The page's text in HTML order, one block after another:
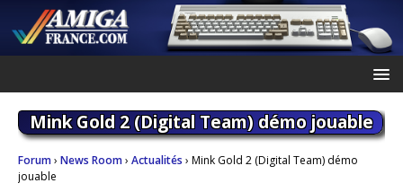
Mink Gold 2 (Digital Team) démo jouable
Forum› News Room› Actualités › Mink Gold 2 (Digital Team) démo
jouable